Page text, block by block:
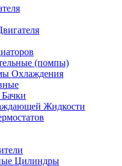
(помпы)
Охлаждения
Жидкости
Цилиндры